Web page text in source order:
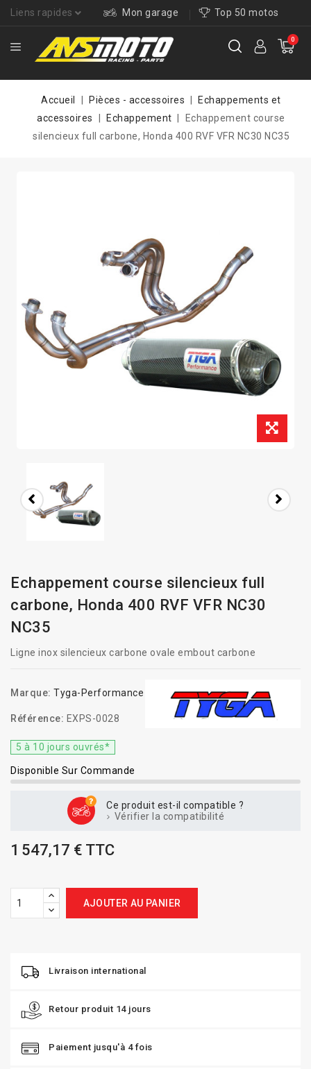
Liens rapides Mon garage Top 50 motos
0
Accueil Pièces - accessoires
Echappements et
accessoires
Echappement
Echappement course
silencieux full carbone, Honda 400 RVF VFR NC30 NC35
Echappement course silencieux full
carbone, Honda 400 RVF VFR NC30
NC35
Ligne inox silencieux carbone ovale embout carbone
Marque: Tyga-Performance
Référence: EXPS-0028
5 à 10 jours ouvrés*
Disponible Sur Commande
Ce produit est-il compatible ?
Vérifier la compatibilité
1 547,17 € TTC
AJOUTER AU PANIER
Livraison international
Retour produit 14 jours
Paiement jusqu'à 4 fois